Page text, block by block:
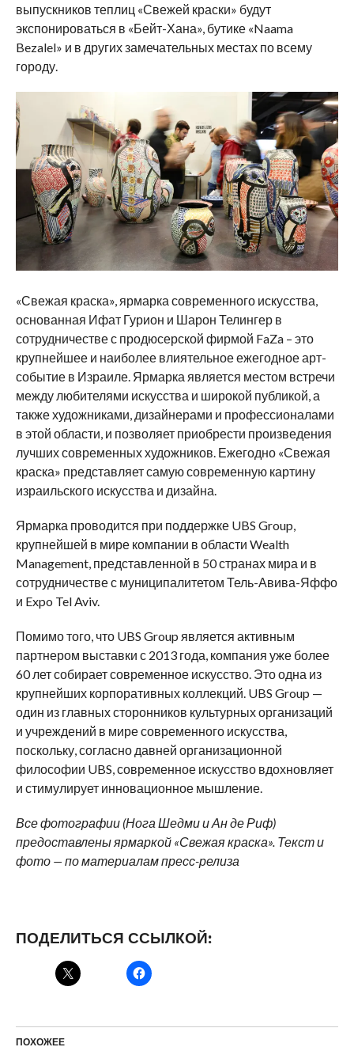
выпускников теплиц «Свежей краски» будут
экспонироваться в «Бейт-Хана», бутике «Naama
Bezalel» и в других замечательных местах по всему
городу.
«Свежая краска», ярмарка современного искусства,
основанная Ифат Гурион и Шарон Телингер в
сотрудничестве с продюсерской фирмой FaZa – это
крупнейшее и наиболее влиятельное ежегодное арт-
событие в Израиле. Ярмарка является местом встречи
между любителями искусства и широкой публикой, а
также художниками, дизайнерами и профессионалами
в этой области, и позволяет приобрести произведения
лучших современных художников. Ежегодно «Свежая
краска» представляет самую современную картину
израильского искусства и дизайна.
Ярмарка проводится при поддержке UBS Group,
крупнейшей в мире компании в области Wealth
Management, представленной в 50 странах мира и в
сотрудничестве с муниципалитетом Тель-Авива-Яффо
и Expo Tel Aviv.
Помимо того, что UBS Group является активным
партнером выставки с 2013 года, компания уже более
60 лет собирает современное искусство. Это одна из
крупнейших корпоративных коллекций. UBS Group —
один из главных сторонников культурных организаций
и учреждений в мире современного искусства,
поскольку, согласно давней организационной
философии UBS, современное искусство вдохновляет
и стимулирует инновационное мышление.
Все фотографии (Нога Шедми и Ан де Риф)
предоставлены ярмаркой «Свежая краска». Текст и
фото — по материалам пресс-релиза
ПОДЕЛИТЬСЯ ССЫЛКОЙ:
ПОХОЖЕЕ